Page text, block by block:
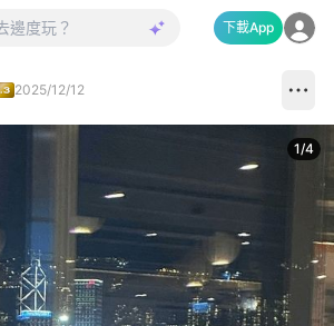
下載App
2025/12/12
1/4